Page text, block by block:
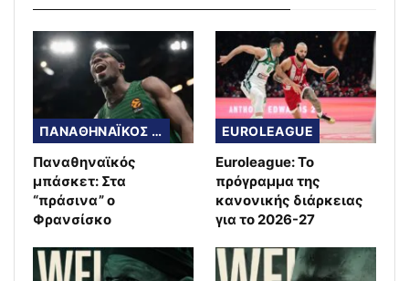
ΠΑΝΑΘΗΝΑΪΚΟΣ ΜΠΑΣΚΕΤ
Παναθηναϊκός
μπάσκετ: Στα
“πράσινα” ο
Φρανσίσκο
EUROLEAGUE
Euroleague: Το
πρόγραμμα της
κανονικής διάρκειας
για το 2026-27